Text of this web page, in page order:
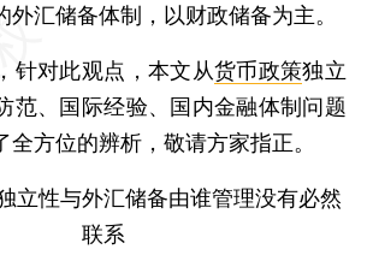
外汇储备体制，以财政储备为主。
对此观点，本文从货币政策独立
范、国际经验、国内金融体制问题
全方位的辨析，敬请方家指正。
立性与外汇储备由谁管理没有必然
联系